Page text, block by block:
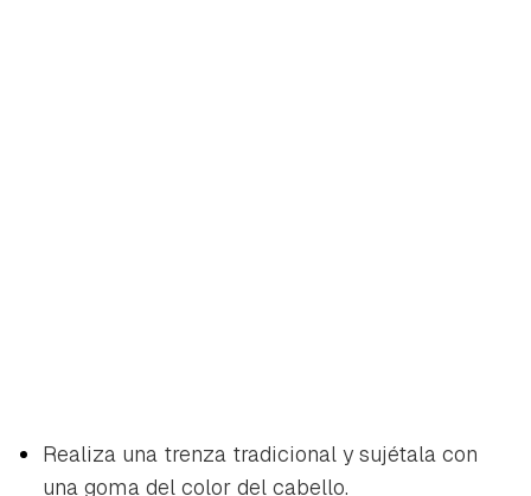
Para poder guardar como favorito, primero has de
iniciar sesión con tu cuenta de Hogarmanía.
Realiza una trenza tradicional y sujétala con
una goma del color del cabello.
Gracias por suscribirte a nuestro boletín.